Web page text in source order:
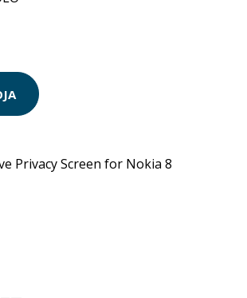
Privacy Screen for Nokia 8